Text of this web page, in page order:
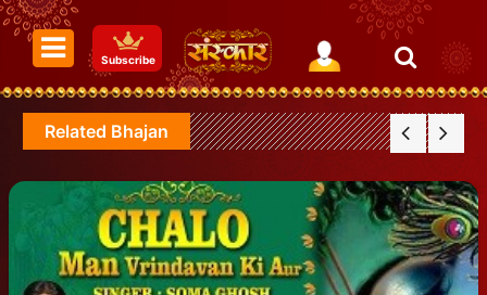
Subscribe
Related Bhajan